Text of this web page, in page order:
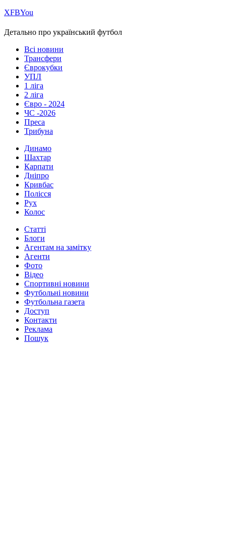
ХFBYou
Детально про український футбол
Всі новини
Трансфери
Єврокубки
УПЛ
1 ліга
2 ліга
Євро - 2024
ЧС -2026
Преса
Трибуна
Динамо
Шахтар
Карпати
Дніпро
Кривбас
Полісся
Рух
Колос
Статті
Блоги
Агентам на замітку
Агенти
Фото
Відео
Спортивні новини
Футбольні новини
Футбольна газета
Доступ
Контакти
Реклама
Пошук